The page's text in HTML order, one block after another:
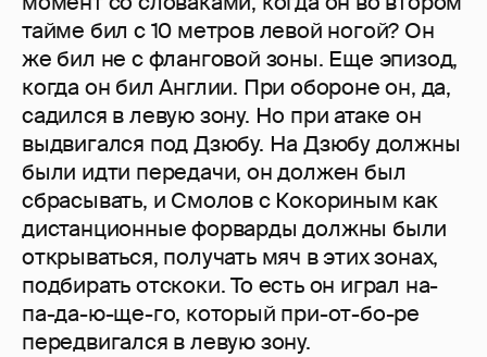
тайме бил с 10 метров левой ногой? Он
же бил не с фланговой зоны. Еще эпизод,
когда он бил Англии. При обороне он, да,
садился в левую зону. Но при атаке он
выдвигался под Дзюбу. На Дзюбу должны
были идти передачи, он должен был
сбрасывать, и Смолов с Кокориным как
дистанционные форварды должны были
открываться, получать мяч в этих зонах,
подбирать отскоки. То есть он играл на-
па-да-ю-ще-го, который при-от-бо-ре
передвигался в левую зону.